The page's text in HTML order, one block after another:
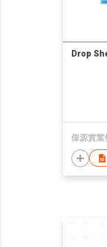
Drop
偉源實業